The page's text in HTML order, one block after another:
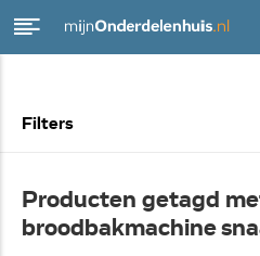
Filters
Producten getagd
broodbakmachine